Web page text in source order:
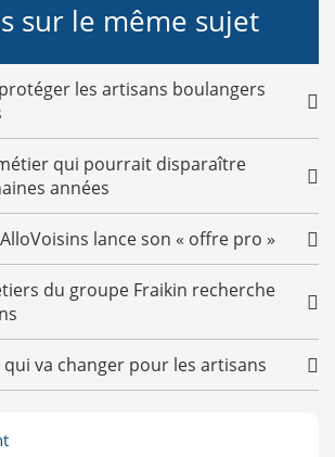
sur le même sujet
les artisans boulangers
qui pourrait disparaître
années
lance son « offre pro »
du groupe Fraikin recherche
qui va changer pour les artisans